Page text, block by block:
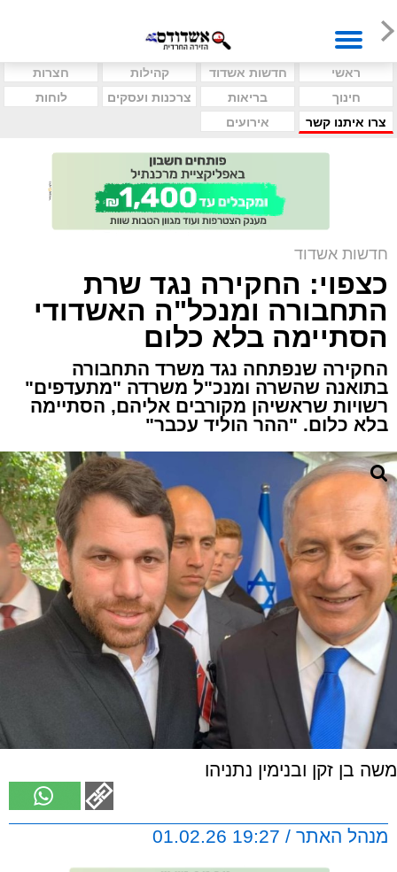
ראשי חדשות אשדוד קהילות
חצרות
חינוך
בריאות צרכנות ועסקים
לוחות
צרו איתנו קשר
אירועים
חדשות אשדוד
כצפוי: החקירה נגד שרת
התחבורה ומנכל"ה האשדודי
הסתיימה בלא כלום
החקירה שנפתחה נגד משרד התחבורה
בתואנה שהשרה ומנכ"ל משרדה "מתעדפים"
רשויות שראשיהן מקורבים אליהם, הסתיימה
בלא כלום. "ההר הוליד עכבר"
משה בן זקן ובנימין נתניהו
מנהל האתר / 19:27 01.02.26